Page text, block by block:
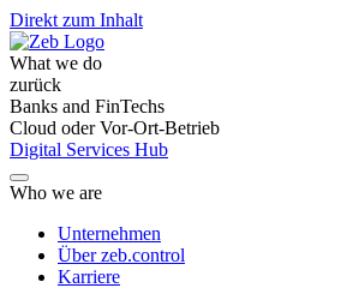
Direkt zum Inhalt
What we do
zurück
Banks and FinTechs
Cloud oder Vor-Ort-Betrieb
Digital Services Hub
Who we are
Unternehmen
Über zeb.control
Karriere